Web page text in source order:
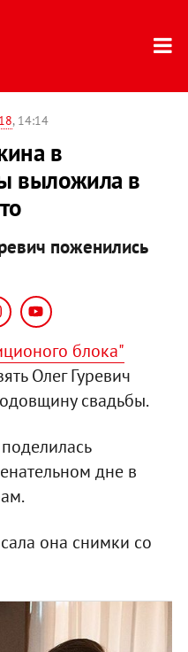
, 14:14
в
выложила в
поженились
блока"
Олег Гуревич
свадьбы.
дне в
она снимки со